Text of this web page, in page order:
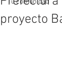
Tu comunidad
proyecto